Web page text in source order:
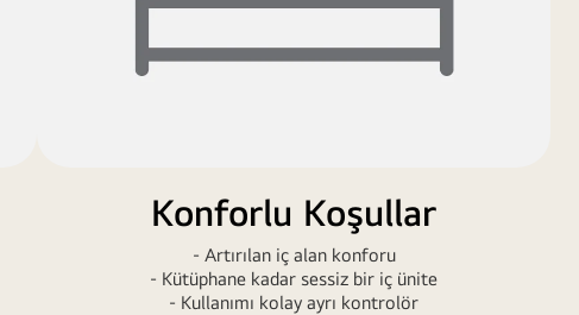
Konforlu Koşullar
- Artırılan iç alan konforu
- Kütüphane kadar sessiz bir iç ünite
- Kullanımı kolay ayrı kontrolör